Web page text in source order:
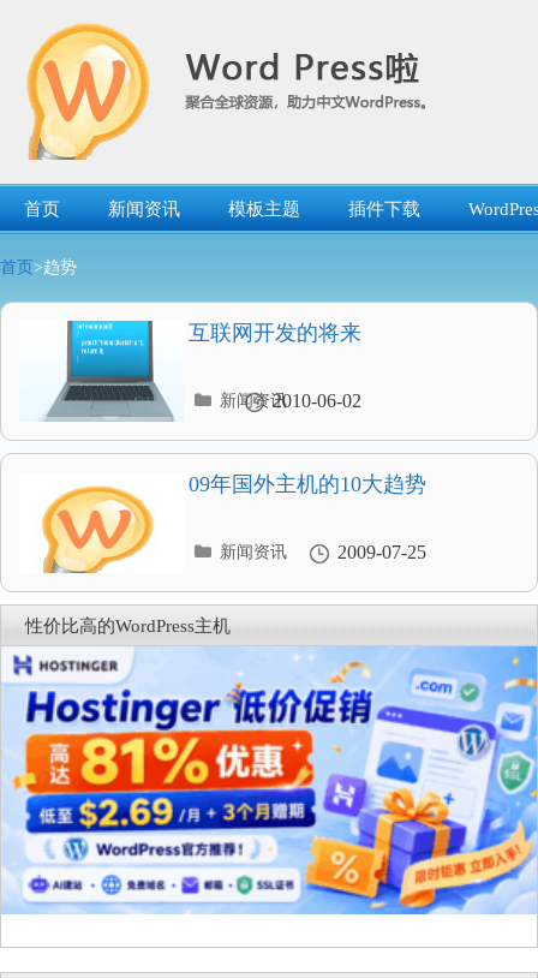
首页 新闻资讯 模板主题 插件下载
首页 >趋势
互联网开发的将来
2010-06-02
分
录
新闻资讯
09年国外主机的10大趋势
2009-07-25
分
录
新闻资讯
性价比高的WordPress主机